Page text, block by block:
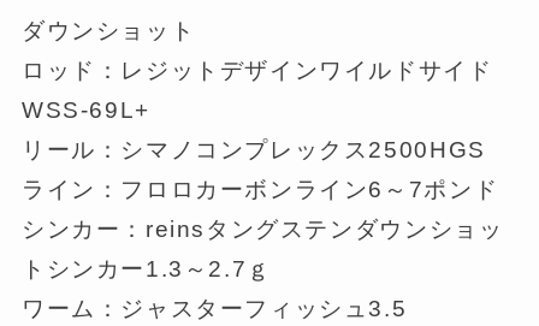
ダウンショット
ロッド：レジットデザインワイルドサイド
WSS-69L+
リール：シマノコンプレックス2500HGS
ライン：フロロカーボンライン6～7ポンド
シンカー：reinsタングステンダウンショッ
トシンカー1.3～2.7ｇ
ワーム：ジャスターフィッシュ3.5